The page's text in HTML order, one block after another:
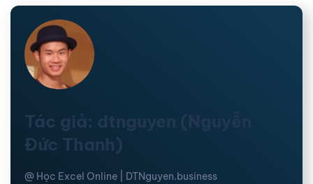
Tác giả: dtnguyen (Nguyễn
Đức Thanh)
@ Học Excel Online | DTNguyen.business